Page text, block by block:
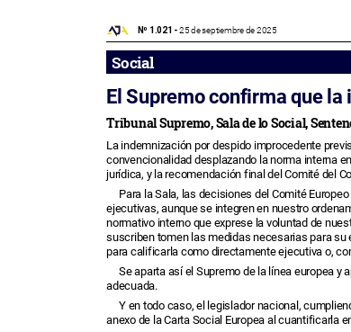
Nº 1.021 -25 de septiembre de 2025
Social
El Supremo confirma que
Tribunal Supremo, Sala de lo Social,
La indemnización por despido improcedente
convencionalidad desplazando la norma interna
jurídica, y la recomendación final del Comité del
Para la Sala, las decisiones del Comité
ejecutivas, aunque se integren en nuestro
normativo interno que exprese la voluntad de
suscriben tomen las medidas necesarias para
para calificarla como directamente ejecutiva o,
Se aparta así el Supremo de la línea europea
adecuada.
Y en todo caso, el legislador nacional,
anexo de la Carta Social Europea al cuantificarla